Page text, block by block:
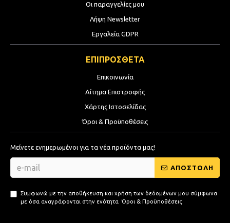
Οι παραγγελίες μου
Λήψη Newsletter
Εργαλεία GDPR
ΕΠΙΠΡΟΣΘΕΤΑ
Επικοινωνία
Αίτημα Επιστροφής
Χάρτης Ιστοσελίδας
Όροι & Προϋποθέσεις
Μείνετε ενημερωμένοι για τα νέα προϊόντα μας!
ΑΠΟΣΤΟΛΗ
Συμφωνώ με την αποθήκευση και χρήση των δεδομένων μου σύμφωνα
με όσα αναγράφονται στην ενότητα Όροι & Προϋποθέσεις